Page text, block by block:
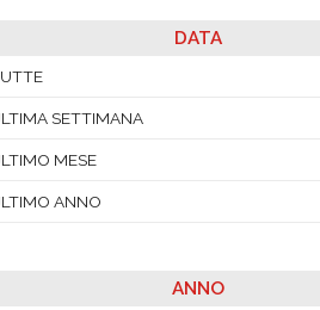
DATA
SETTIMANA
MESE
ANNO
ANNO